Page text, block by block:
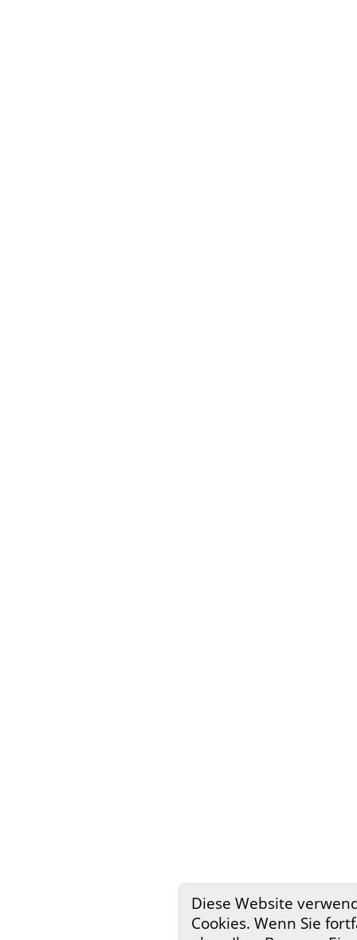
Diese Website
Cookies. Wenn Sie